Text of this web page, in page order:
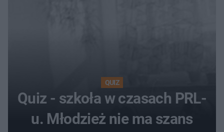
QUIZ
Quiz - szkoła w czasach PRL-
u. Młodzież nie ma szans